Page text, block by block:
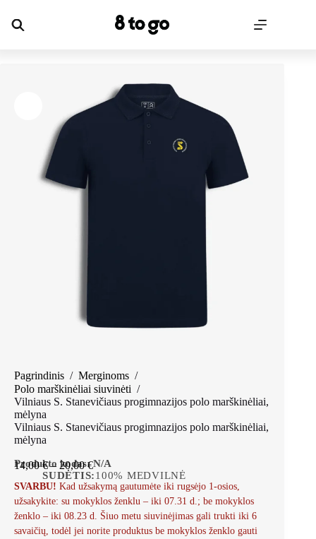
Pagrindinis / Merginoms /
Polo marškinėliai siuvinėti /
Vilniaus S. Stanevičiaus progimnazijos polo marškinėliai,
mėlyna
Vilniaus S. Stanevičiaus progimnazijos polo marškinėliai,
mėlyna
Produkto kodas:N/A
SUDĖTIS:100% MEDVILNĖ
14,00€ – 20,00€
SVARBU! Kad užsakymą gautumėte iki rugsėjo 1-osios,
užsakykite: su mokyklos ženklu – iki 07.31 d.; be mokyklos
ženklo – iki 08.23 d. Šiuo metu siuvinėjimas gali trukti iki 6
savaičių, todėl jei norite produktus be mokyklos ženklo gauti